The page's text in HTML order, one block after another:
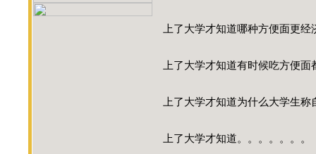
上了大学才知道哪种方便面更经
上了大学才知道有时候吃方便
上了大学才知道为什么大学生
上了大学才知道。。。。。。。